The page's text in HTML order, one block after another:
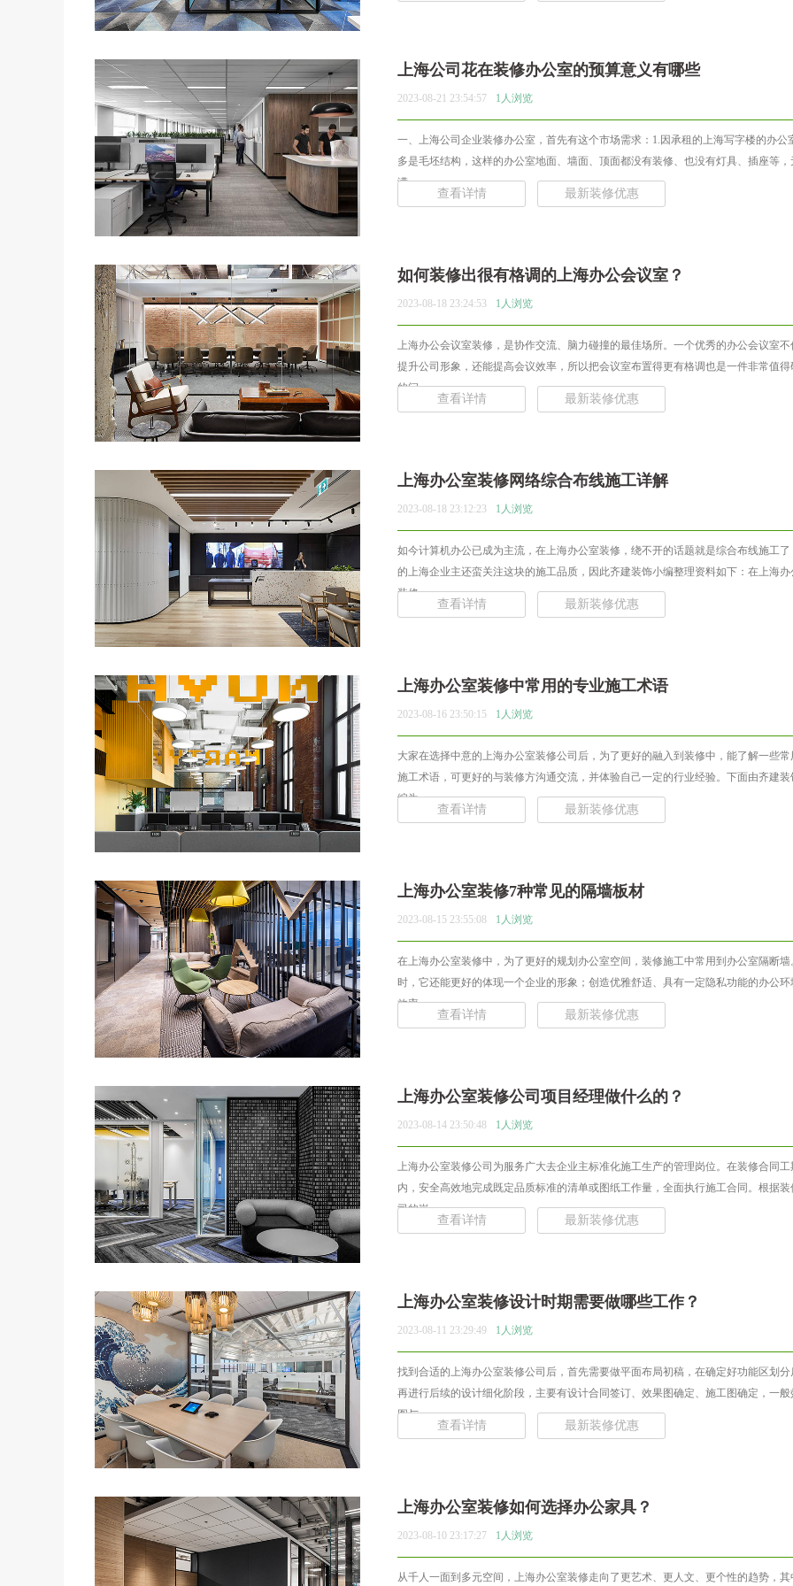
上海公司花在装修办公室的预算意义有哪些
2023-08-21 23:54:57 1人浏览
一、上海公司企业装修办公室，首先有这个市场需求：1.因承租的上海写字楼的办公
多是毛坯结构，这样的办公室地面、墙面、顶面都没有装修、也没有灯具、插座等，
满... ...
查看详情 最新装修优惠
如何装修出很有格调的上海办公会议室？
2023-08-18 23:24:53 1人浏览
上海办公会议室装修，是协作交流、脑力碰撞的最佳场所。一个优秀的办公会议室不
提升公司形象，还能提高会议效率，所以把会议室布置得更有格调也是一件非常值得
的问... ...
查看详情 最新装修优惠
上海办公室装修网络综合布线施工详解
2023-08-18 23:12:23 1人浏览
如今计算机办公已成为主流，在上海办公室装修，绕不开的话题就是综合布线施工了
的上海企业主还蛮关注这块的施工品质，因此齐建装饰小编整理资料如下：在上海办
装修... ...
查看详情 最新装修优惠
上海办公室装修中常用的专业施工术语
2023-08-16 23:50:15 1人浏览
大家在选择中意的上海办公室装修公司后，为了更好的融入到装修中，能了解一些常
施工术语，可更好的与装修方沟通交流，并体验自己一定的行业经验。下面由齐建装
编为... ...
查看详情 最新装修优惠
上海办公室装修7种常见的隔墙板材
2023-08-15 23:55:08 1人浏览
在上海办公室装修中，为了更好的规划办公室空间，装修施工中常用到办公室隔断墙
时，它还能更好的体现一个企业的形象；创造优雅舒适、具有一定隐私功能的办公环
效率... ...
查看详情 最新装修优惠
上海办公室装修公司项目经理做什么的？
2023-08-14 23:50:48 1人浏览
上海办公室装修公司为服务广大去企业主标准化施工生产的管理岗位。在装修合同工
内，安全高效地完成既定品质标准的清单或图纸工作量，全面执行施工合同。根据装
司的岗... ...
查看详情 最新装修优惠
上海办公室装修设计时期需要做哪些工作？
2023-08-11 23:29:49 1人浏览
找到合适的上海办公室装修公司后，首先需要做平面布局初稿，在确定好功能区划分
再进行后续的设计细化阶段，主要有设计合同签订、效果图确定、施工图确定，一般
图与... ...
查看详情 最新装修优惠
上海办公室装修如何选择办公家具？
2023-08-10 23:17:27 1人浏览
从千人一面到多元空间，上海办公室装修走向了更艺术、更人文、更个性的趋势，其